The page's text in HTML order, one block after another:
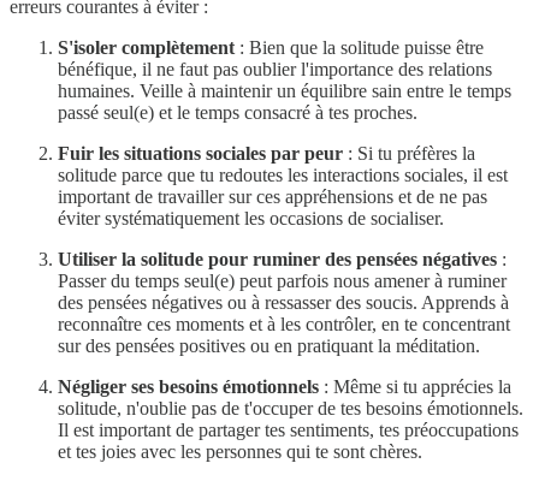
erreurs courantes à éviter :
S'isoler complètement : Bien que la solitude puisse être
bénéfique, il ne faut pas oublier l'importance des relations
humaines. Veille à maintenir un équilibre sain entre le temps
passé seul(e) et le temps consacré à tes proches.
Fuir les situations sociales par peur : Si tu préfères la
solitude parce que tu redoutes les interactions sociales, il est
important de travailler sur ces appréhensions et de ne pas
éviter systématiquement les occasions de socialiser.
Utiliser la solitude pour ruminer des pensées négatives :
Passer du temps seul(e) peut parfois nous amener à ruminer
des pensées négatives ou à ressasser des soucis. Apprends à
reconnaître ces moments et à les contrôler, en te concentrant
sur des pensées positives ou en pratiquant la méditation.
Négliger ses besoins émotionnels : Même si tu apprécies la
solitude, n'oublie pas de t'occuper de tes besoins émotionnels.
Il est important de partager tes sentiments, tes préoccupations
et tes joies avec les personnes qui te sont chères.